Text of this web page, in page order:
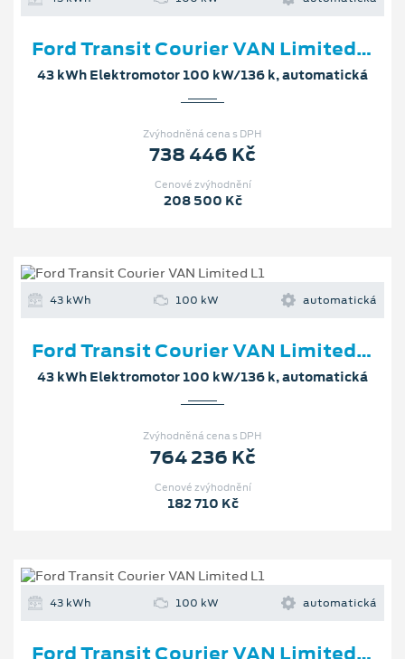
Ford Transit Courier VAN Limited L1
43 kWh Elektromotor 100 kW/136 k, automatická
Zvýhodněná cena s DPH
738 446 Kč
Cenové zvýhodnění
208 500 Kč
43 kWh 100 kW automatická
Ford Transit Courier VAN Limited L1
43 kWh Elektromotor 100 kW/136 k, automatická
Zvýhodněná cena s DPH
764 236 Kč
Cenové zvýhodnění
182 710 Kč
43 kWh 100 kW automatická
Ford Transit Courier VAN Limited L1